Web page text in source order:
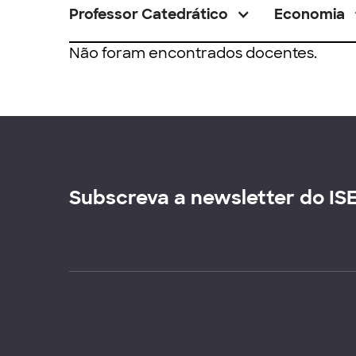
Professor Catedrático Economia
Não foram encontrados docentes.
Subscreva a newsletter do